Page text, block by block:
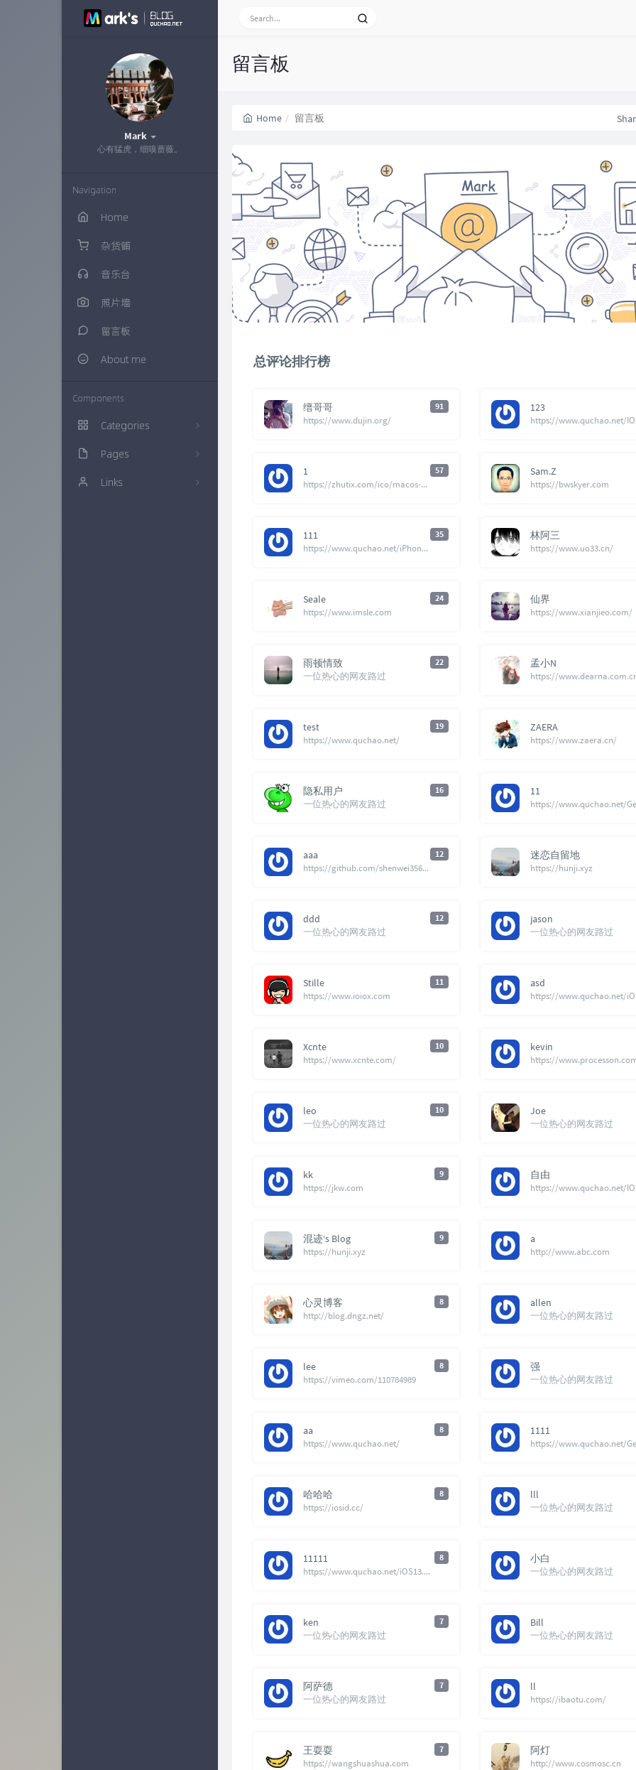
Mark
心有猛虎，细嗅蔷薇。
Navigation
Home
杂货铺
音乐台
照片墙
留言板
About me
Components
Categories
20
生活随笔
16
建站知识
Pages
归档栏
Links
留言板
Home 留言板
总评论排行榜
91
缙哥哥
https://www.dujin.org/
123
57
1
https://zhutix.com/ico/macos-cursor-21/
Sam.Z
https://bwskyer.com
35
111
https://www.quchao.net/iPhone12.html/comment-page-1
林阿三
https://www.uo33.cn/
24
Seale
https://www.imsle.com
仙界
https://www.xianjieo.com/
22
雨顿情致
一位热心的网友路过
孟小N
https://
19
test
https://www.quchao.net/
ZAERA
https://www.zaera.cn/
16
隐私用户
一位热心的网友路过
11
12
aaa
https://github.com/shenwei356/bio_scripts/blob/master/file_formats/extract_features_from_genbank_file.py
迷恋自留地
https://hunji.xyz
12
ddd
一位热心的网友路过
jason
一位热心的网友路过
11
Stille
https://www.ioiox.com
asd
10
Xcnte
https://www.xcnte.com/
kevin
10
leo
一位热心的网友路过
Joe
一位热心的网友路过
9
kk
https://jkw.com
自由
9
混迹‘s Blog
https://hunji.xyz
a
http://www.abc.com
8
心灵博客
http://blog.dngz.net/
allen
一位热心的网友路过
8
lee
https://vimeo.com/110784989
强
一位热心的网友路过
8
aa
https://www.quchao.net/
1111
8
哈哈哈
https://iosid.cc/
lll
一位热心的网友路过
8
11111
https://www.quchao.net/iOS13.html
小白
一位热心的网友路过
7
ken
一位热心的网友路过
Bill
一位热心的网友路过
7
阿萨德
一位热心的网友路过
ll
https://ibaotu.com/
7
王耍耍
https://wangshuashua.com
阿灯
http://www.cosmosc.cn